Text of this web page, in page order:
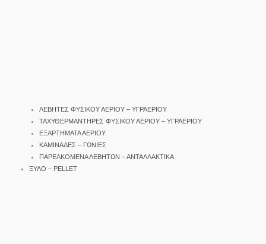
ΛΕΒΗΤΕΣ ΦΥΣΙΚΟΥ ΑΕΡΙΟΥ – ΥΓΡΑΕΡΙΟΥ
ΤΑΧΥΘΕΡΜΑΝΤΗΡΕΣ ΦΥΣΙΚΟΥ ΑΕΡΙΟΥ – ΥΓΡΑΕΡΙΟΥ
ΕΞΑΡΤΗΜΑΤΑ ΑΕΡΙΟΥ
ΚΑΜΙΝΑΔΕΣ – ΓΩΝΙΕΣ
ΠΑΡΕΛΚΟΜΕΝΑ ΛΕΒΗΤΩΝ – ΑΝΤΑΛΛΑΚΤΙΚΑ
ΞΥΛΟ – PELLET